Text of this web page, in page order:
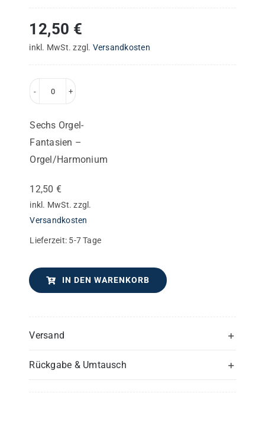
12,50 €
inkl. MwSt. zzgl. Versandkosten
Fantasien
Menge
Sechs Orgel-
Fantasien –
Orgel/Harmonium
12,50 €
inkl. MwSt. zzgl.
Versandkosten
Lieferzeit: 5-7 Tage
IN DEN WARENKORB
Versand
Rückgabe & Umtausch